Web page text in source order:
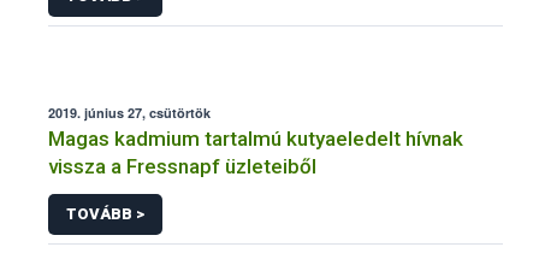
2019. június 27, csütörtök
Magas kadmium tartalmú kutyaeledelt hívnak
vissza a Fressnapf üzleteiből
TOVÁBB >